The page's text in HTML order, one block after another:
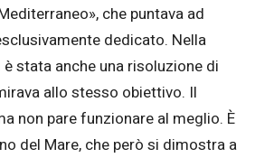
che puntava ad
dedicato. Nella
stata anche una risoluzione di
allo stesso obiettivo. Il
non pare funzionare al meglio. È
del Mare, che però si dimostra a